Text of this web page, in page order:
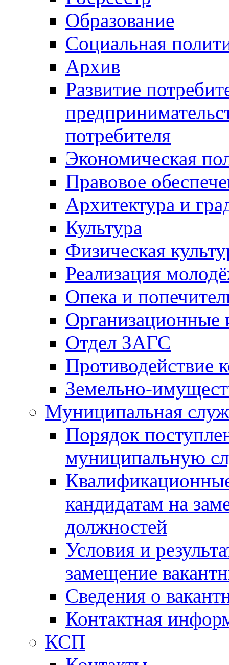
Образование
Социальная
Архив
Развитие
потребителя
Экономическая
Правовое
Архитектура и
Культура
Физическая
Реализация
Опека и
Отдел ЗАГС
Противодействие
Земельно-
Муниципальная
Порядок
муниципальную
кандидатам на
должностей
Условия и
замещение
Сведения о
Контактная
КСП